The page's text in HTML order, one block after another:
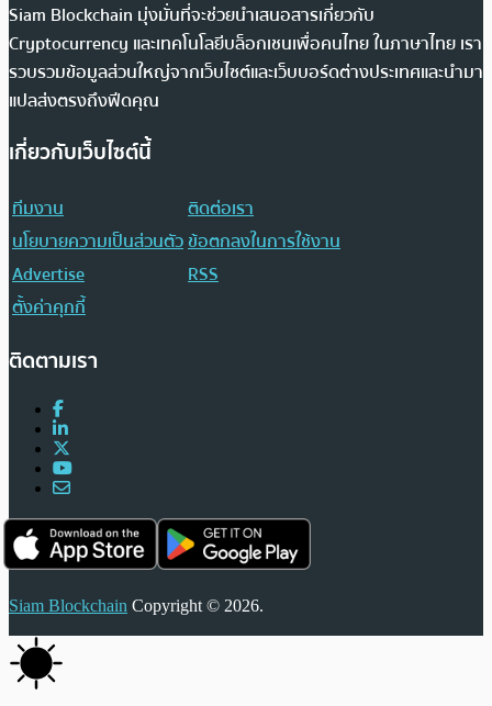
Siam Blockchain มุ่งมั่นที่จะช่วยนำเสนอสารเกี่ยวกับ
Cryptocurrency และเทคโนโลยีบล็อกเชนเพื่อคนไทย ในภาษาไทย เรา
รวบรวมข้อมูลส่วนใหญ่จากเว็บไซต์และเว็บบอร์ดต่างประเทศและนำมา
แปลส่งตรงถึงฟีดคุณ
เกี่ยวกับเว็บไซต์นี้
ทีมงาน
ติดต่อเรา
นโยบายความเป็นส่วนตัวข้อตกลงในการใช้งาน
Advertise
RSS
ตั้งค่าคุกกี้
ติดตามเรา
Siam Blockchain Copyright © 2026.